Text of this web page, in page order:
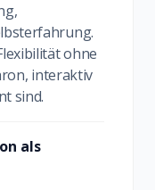
ohne
interaktiv
sind.
als